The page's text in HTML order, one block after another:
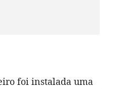
foi instalada uma